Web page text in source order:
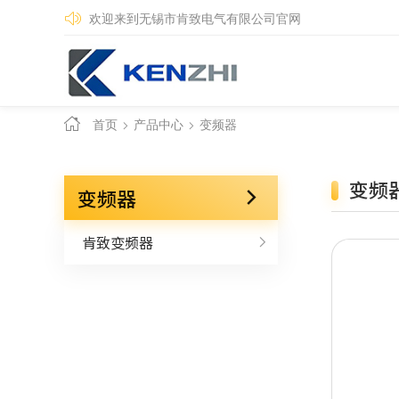
欢迎来到无锡市肯致电气有限公司官网
自动化产品 自动化配件
首页 产品中心 变频器
变频器
肯致变频器
变频